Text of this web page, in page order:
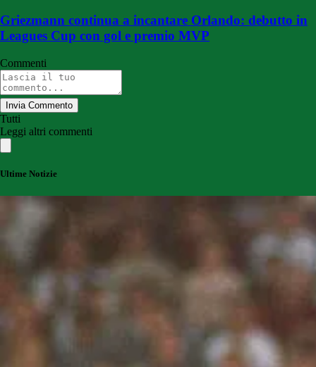
Griezmann continua a incantare Orlando: debutto in
Leagues Cup con gol e premio MVP
Commenti
Invia Commento
Tutti
Leggi altri commenti
Ultime Notizie